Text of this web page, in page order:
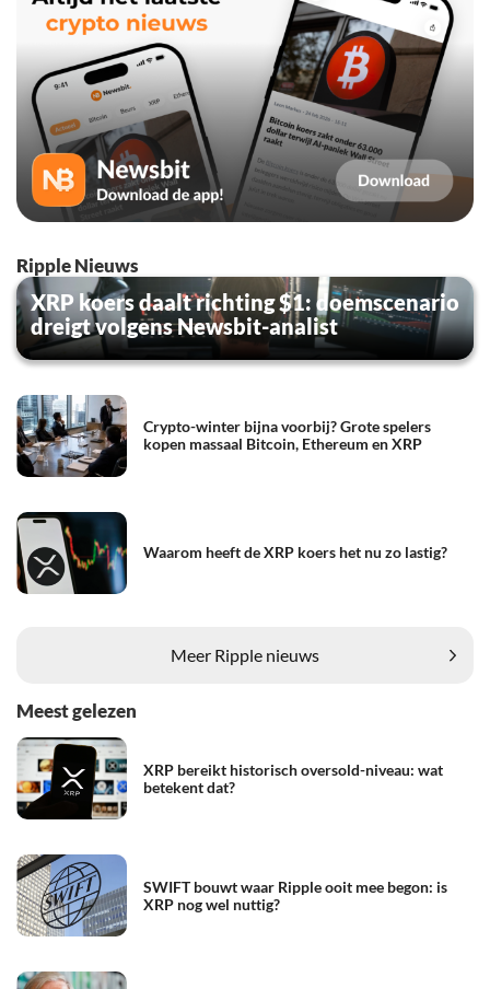
Ripple Nieuws
XRP koers daalt richting $1: doemscenario
dreigt volgens Newsbit-analist
Crypto-winter bijna voorbij? Grote spelers
kopen massaal Bitcoin, Ethereum en XRP
Waarom heeft de XRP koers het nu zo lastig?
Meer Ripple nieuws
Meest gelezen
XRP bereikt historisch oversold-niveau: wat
betekent dat?
SWIFT bouwt waar Ripple ooit mee begon: is
XRP nog wel nuttig?